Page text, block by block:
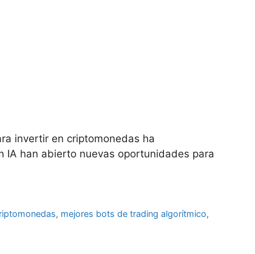
invertir en criptomonedas ha
IA han abierto nuevas oportunidades para
, mejores bots de trading algorítmico,